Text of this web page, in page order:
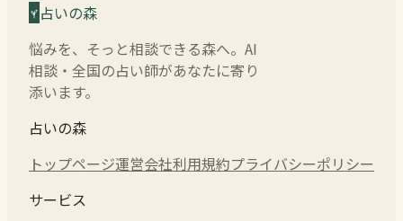
占いの森
悩みを、そっと相談できる森へ。AI
相談・全国の占い師があなたに寄り
添います。
占いの森
トップページ運営会社利用規約プライバシーポリシー
サービス